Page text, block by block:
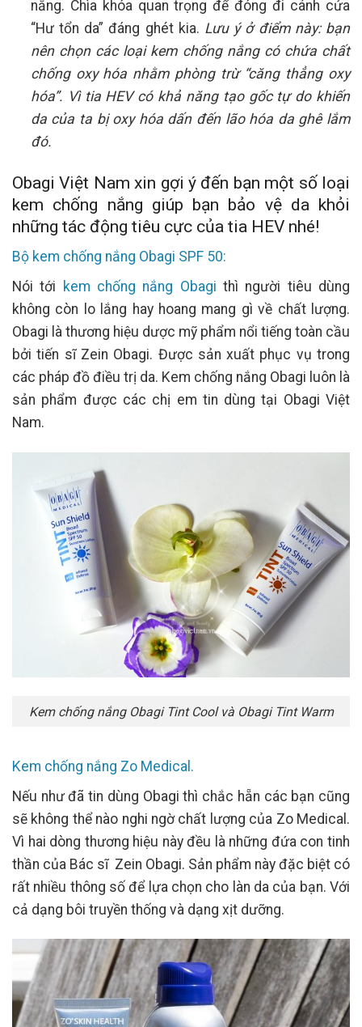
nắng. Chìa khóa quan trọng để đóng đi cánh cửa
“Hư tổn da” đáng ghét kia. Lưu ý ở điểm này: bạn
nên chọn các loại kem chống nắng có chứa chất
chống oxy hóa nhằm phòng trừ “căng thẳng oxy
hóa”. Vì tia HEV có khả năng tạo gốc tự do khiến
da của ta bị oxy hóa dấn đến lão hóa da ghê lắm
đó.
Obagi Việt Nam xin gợi ý đến bạn một số loại
kem chống nắng giúp bạn bảo vệ da khỏi
những tác động tiêu cực của tia HEV nhé!
Bộ kem chống nắng Obagi SPF 50:
Nói tới kem chống nắng Obagi thì người tiêu dùng
không còn lo lắng hay hoang mang gì về chất lượng.
Obagi là thương hiệu dược mỹ phẩm nổi tiếng toàn cầu
bởi tiến sĩ Zein Obagi. Được sản xuất phục vụ trong
các pháp đồ điều trị da. Kem chống nắng Obagi luôn là
sản phẩm được các chị em tin dùng tại Obagi Việt
Nam.
Kem chống nắng Obagi Tint Cool và Obagi Tint Warm
Kem chống nắng Zo Medical.
Nếu như đã tin dùng Obagi thì chắc hẵn các bạn cũng
sẽ không thể nào nghi ngờ chất lượng của Zo Medical.
Vì hai dòng thương hiệu này đều là những đứa con tinh
thần của Bác sĩ Zein Obagi. Sản phẩm này đặc biệt có
rất nhiều thông số để lựa chọn cho làn da của bạn. Với
cả dạng bôi truyền thống và dạng xịt dưỡng.